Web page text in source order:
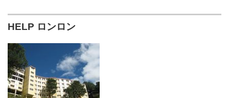
HELP ロンロン